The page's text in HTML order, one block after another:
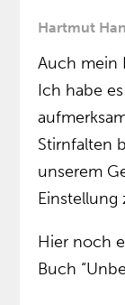
Hartmut
Auch mein
Ich habe
Stirnfalten
unserem
Einstellung
Hier noch
Buch